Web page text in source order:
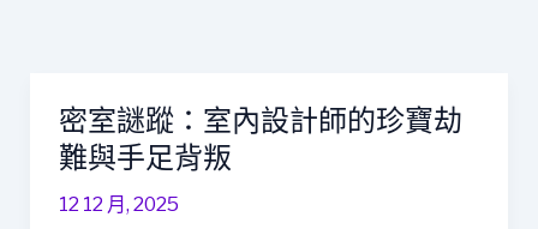
密室謎蹤：室內設計師的珍寶劫
難與手足背叛
12 12 月, 2025
密
室
謎
蹤：